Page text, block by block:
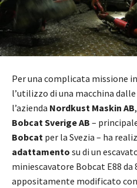
Per una complicata missione in
l’utilizzo di una macchina
l’azienda Nordkust Maskin AB
Bobcat Sverige AB –
Bobcat per la Svezia – ha
adattamento su di un
miniescavatore Bobcat E88
appositamente modificato